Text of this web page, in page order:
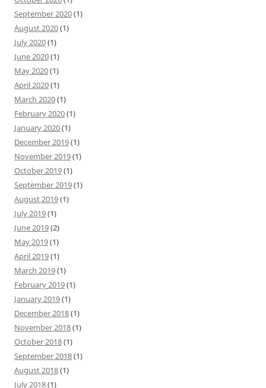
September 2020(1)
August 2020(1)
July 2020(1)
June 2020(1)
May 2020(1)
April 2020(1)
March 2020(1)
February 2020(1)
January 2020(1)
December 2019(1)
November 2019(1)
October 2019(1)
September 2019(1)
August 2019(1)
July 2019(1)
June 2019(2)
May 2019(1)
April 2019(1)
March 2019(1)
February 2019(1)
January 2019(1)
December 2018(1)
November 2018(1)
October 2018(1)
September 2018(1)
August 2018(1)
July 2018(1)